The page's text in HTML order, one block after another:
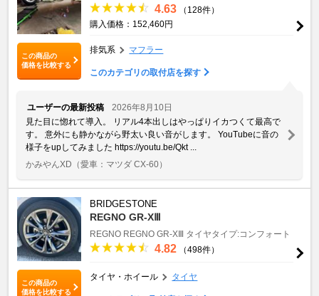
この商品の
価格を比較する
4.63
（128件）
購入価格：152,460円
排気系 マフラー
このカテゴリの取付店を探す
ユーザーの最新投稿
2026年8月10日
見た目に惚れて導入。 リアル4本出しはやっぱりイカつくて最高で
す。 意外にも静かながら野太い良い音がします。 YouTubeに音の
様子をupしてみました https://youtu.be/Qkt ...
かみやんXD （愛車：マツダ CX-60）
この商品の
価格を比較する
BRIDGESTONE
REGNO GR-XⅢ
REGNO REGNO GR-XⅢ タイヤタイプ:コンフォート
4.82 （498件）
タイヤ・ホイール タイヤ